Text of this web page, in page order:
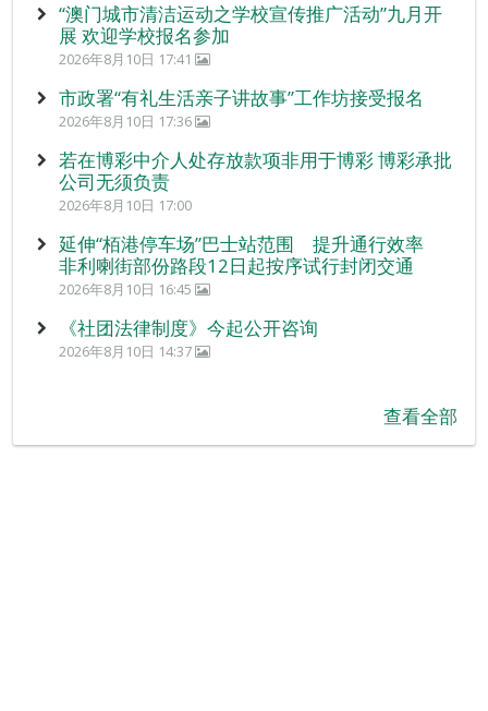
“澳门城市清洁运动之学校宣传推广活动”九月开
展 欢迎学校报名参加
2026年8月10日 17:41
市政署“有礼生活亲子讲故事”工作坊接受报名
2026年8月10日 17:36
若在博彩中介人处存放款项非用于博彩 博彩承批
公司无须负责
2026年8月10日 17:00
延伸“栢港停车场”巴士站范围 提升通行效率
非利喇街部份路段12日起按序试行封闭交通
2026年8月10日 16:45
《社团法律制度》今起公开咨询
2026年8月10日 14:37
查看全部